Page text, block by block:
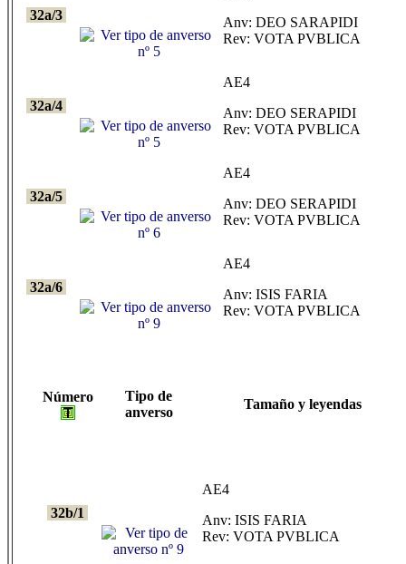
32a/3
Anv: DEO SARAPIDI
Rev: VOTA PVBLICA
32a/4
AE4
Anv: DEO SERAPIDI
Rev: VOTA PVBLICA
32a/5
AE4
Anv: DEO SERAPIDI
Rev: VOTA PVBLICA
32a/6
AE4
Anv: ISIS FARIA
Rev: VOTA PVBLICA
Número
Tipo de
anverso
Tamaño y leyendas
32b/1
AE4
Anv: ISIS FARIA
Rev: VOTA PVBLICA